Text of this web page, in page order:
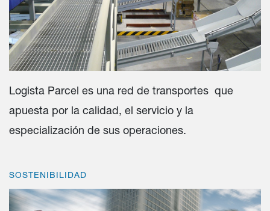
Logista Parcel es una red de transportes que
apuesta por la calidad​, el servicio y la
especialización de sus operaciones.
SOSTENIBILIDAD